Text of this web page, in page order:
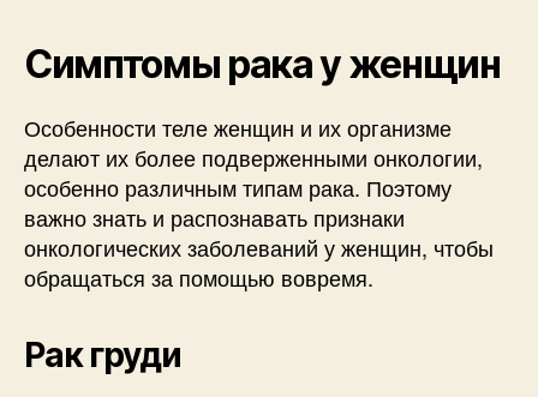
Симптомы рака у женщин
Особенности теле женщин и их организме
делают их более подверженными онкологии,
особенно различным типам рака. Поэтому
важно знать и распознавать признаки
онкологических заболеваний у женщин, чтобы
обращаться за помощью вовремя.
Рак груди